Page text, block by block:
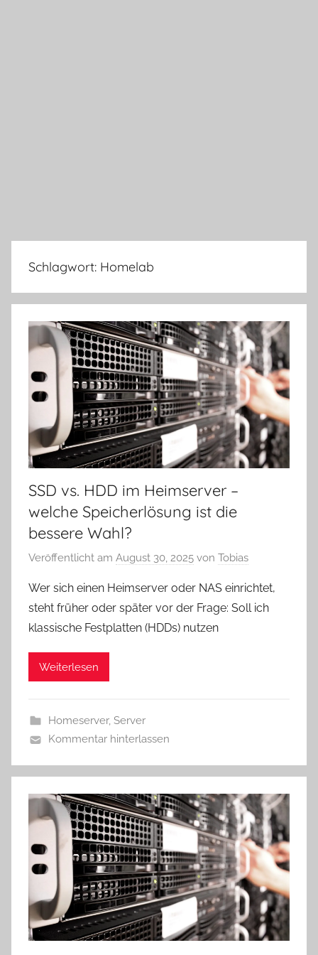
Schlagwort: Homelab
SSD vs. HDD im Heimserver –
welche Speicherlösung ist die
bessere Wahl?
Veröffentlicht am August 30, 2025 von Tobias
Wer sich einen Heimserver oder NAS einrichtet,
steht früher oder später vor der Frage: Soll ich
klassische Festplatten (HDDs) nutzen
Weiterlesen
Homeserver, Server
Kommentar hinterlassen